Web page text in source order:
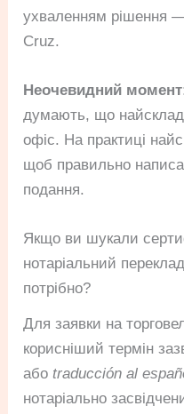
ухваленням рішення
Cruz.
Неочевидний
думають, що
офіс. На практиці
щоб правильно
подання.
Якщо ви шукали
нотаріальний
потрібно?
Для заявки на
корисніший термін
абоtraducción al
нотаріально